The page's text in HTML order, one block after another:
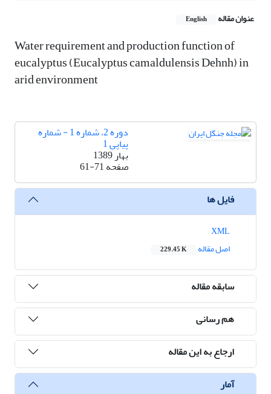
عنوان مقاله English
Water requirement and production function of
eucalyptus (Eucalyptus camaldulensis Dehnh) in
arid environment
دوره 2، شماره 1 - شماره
پیاپی 1
بهار 1389
صفحه61-71
فایل ها
اصل مقاله
229.45 K
سابقه مقاله
هم رسانی
ارجاع به این مقاله
آمار